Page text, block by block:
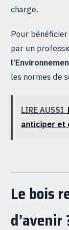
charge.
Pour
par un
les normes de
LIRE AUSSI
anticiper et
Le bois
d’avenir